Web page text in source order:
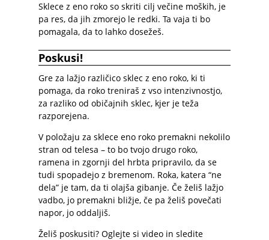
Sklece z eno roko so skriti cilj večine moških, je
pa res, da jih zmorejo le redki. Ta vaja ti bo
pomagala, da to lahko dosežeš.
Poskusi!
Gre za lažjo različico sklec z eno roko, ki ti
pomaga, da roko treniraš z vso intenzivnostjo,
za razliko od običajnih sklec, kjer je teža
razporejena.
V položaju za sklece eno roko premakni nekolilo
stran od telesa – to bo tvojo drugo roko,
ramena in zgornji del hrbta pripravilo, da se
tudi spopadejo z bremenom. Roka, katera “ne
dela” je tam, da ti olajša gibanje. Če želiš lažjo
vadbo, jo premakni bližje, če pa želiš povečati
napor, jo oddaljiš.
Želiš poskusiti? Oglejte si video in sledite